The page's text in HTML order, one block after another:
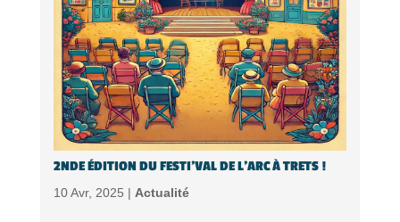
2NDE ÉDITION DU FESTI’VAL DE L’ARC À TRETS !
10 Avr, 2025 | Actualité